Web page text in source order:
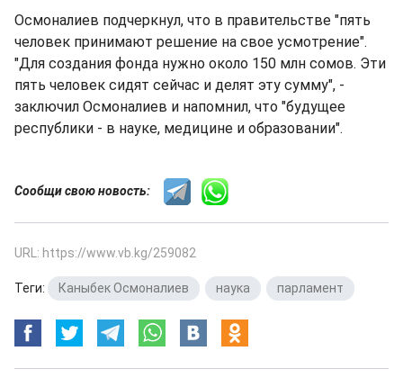
Осмоналиев подчеркнул, что в правительстве "пять
человек принимают решение на свое усмотрение".
"Для создания фонда нужно около 150 млн сомов. Эти
пять человек сидят сейчас и делят эту сумму", -
заключил Осмоналиев и напомнил, что "будущее
республики - в науке, медицине и образовании".
Сообщи свою новость:
URL: https://www.vb.kg/259082
Теги: Каныбек Осмоналиев наука парламент